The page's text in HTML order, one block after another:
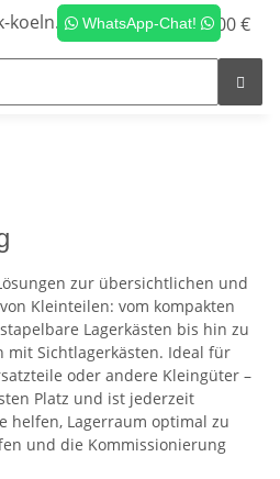
WhatsApp-Chat! 0,00 €
zur übersichtlichen und
Kleinteilen: vom kompakten
Lagerkästen bis hin zu
mit Sichtlagerkästen. Ideal für
oder andere Kleingüter –
Platz und ist jederzeit
helfen, Lagerraum optimal zu
und die Kommissionierung